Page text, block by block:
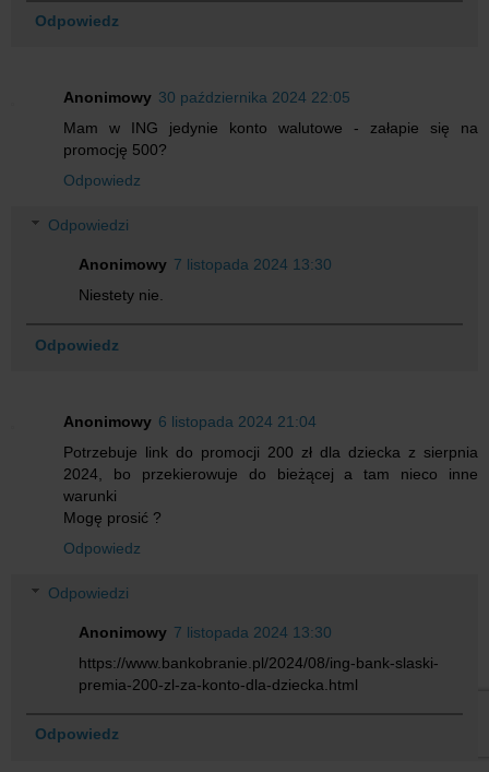
Odpowiedz
Anonimowy 30 października 2024 22:05
Mam w ING jedynie konto walutowe - załapie się na
promocję 500?
Odpowiedz
Odpowiedzi
Anonimowy 7 listopada 2024 13:30
Niestety nie.
Odpowiedz
Anonimowy 6 listopada 2024 21:04
Potrzebuje link do promocji 200 zł dla dziecka z sierpnia
2024, bo przekierowuje do bieżącej a tam nieco inne
warunki
Mogę prosić ?
Odpowiedz
Odpowiedzi
Anonimowy 7 listopada 2024 13:30
https://www.bankobranie.pl/2024/08/ing-bank-slaski-
premia-200-zl-za-konto-dla-dziecka.html
Odpowiedz